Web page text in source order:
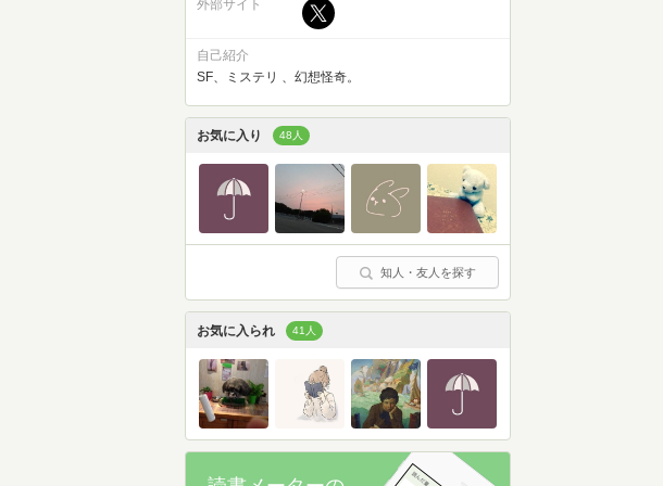
外部サイト
自己紹介
SF、ミステリ 、幻想怪奇。
お気に入り 48人
知人・友人を探す
お気に入られ 41人